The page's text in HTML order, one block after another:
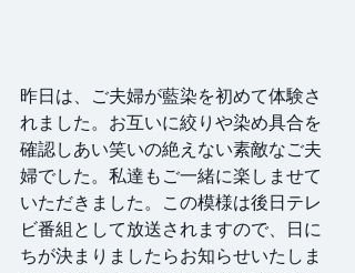
昨日は、ご夫婦が藍染を初めて体験さ
れました。お互いに絞りや染め具合を
確認しあい笑いの絶えない素敵なご夫
婦でした。私達もご一緒に楽しませて
いただきました。この模様は後日テレ
ビ番組として放送されますので、日に
ちが決まりましたらお知らせいたしま